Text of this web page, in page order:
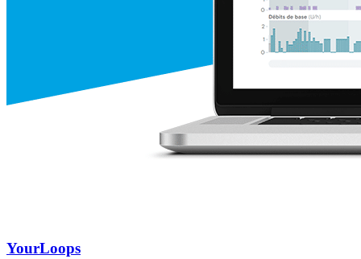
YourLoops